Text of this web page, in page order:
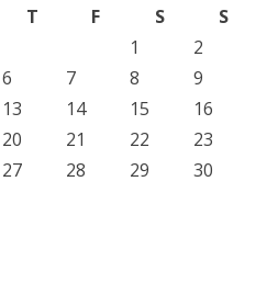
T F S
S
1
2
6 7 8
9
13 14 15
16
20 21 22
23
27 28 29
30